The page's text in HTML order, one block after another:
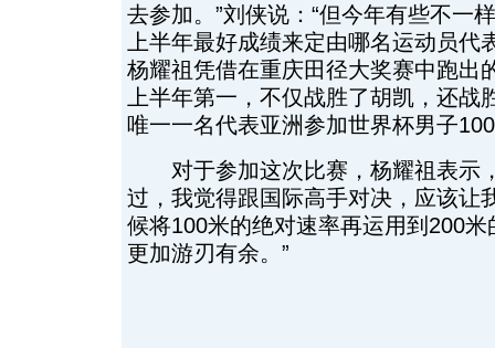
去参加。”刘侠说：“但今年有些不一
上半年最好成绩来定由哪名运动员代
杨耀祖凭借在重庆田径大奖赛中跑出
上半年第一，不仅战胜了胡凯，还战
唯一一名代表亚洲参加世界杯男子
对于参加这次比赛，杨耀祖表示
过，我觉得跟国际高手对决，应该让
候将100米的绝对速率再运用到200
更加游刃有余。”